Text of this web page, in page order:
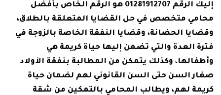
إليك الرقم 01281912707 هو الرقم الخاص بأفضل
محامي متخصص في حل القضايا المتعلقة بالطلاق،
وقضايا الحضانة، وقضايا النفقة الخاصة بالزوجة في
فترة العدة والتي تضمن إليها حياة كريمة هي
وأطفالها، وكذلك يتمكن من المطالبة بنفقة الأولاد
صغار السن حتى السن القانوني لهم لضمان حياة
كريمة لهم، ويطالب المحامي بالتمكين من شقة